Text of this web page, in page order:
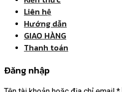
Liên hệ
Hướng dẫn
GIAO HÀNG
Thanh toán
Đăng nhập